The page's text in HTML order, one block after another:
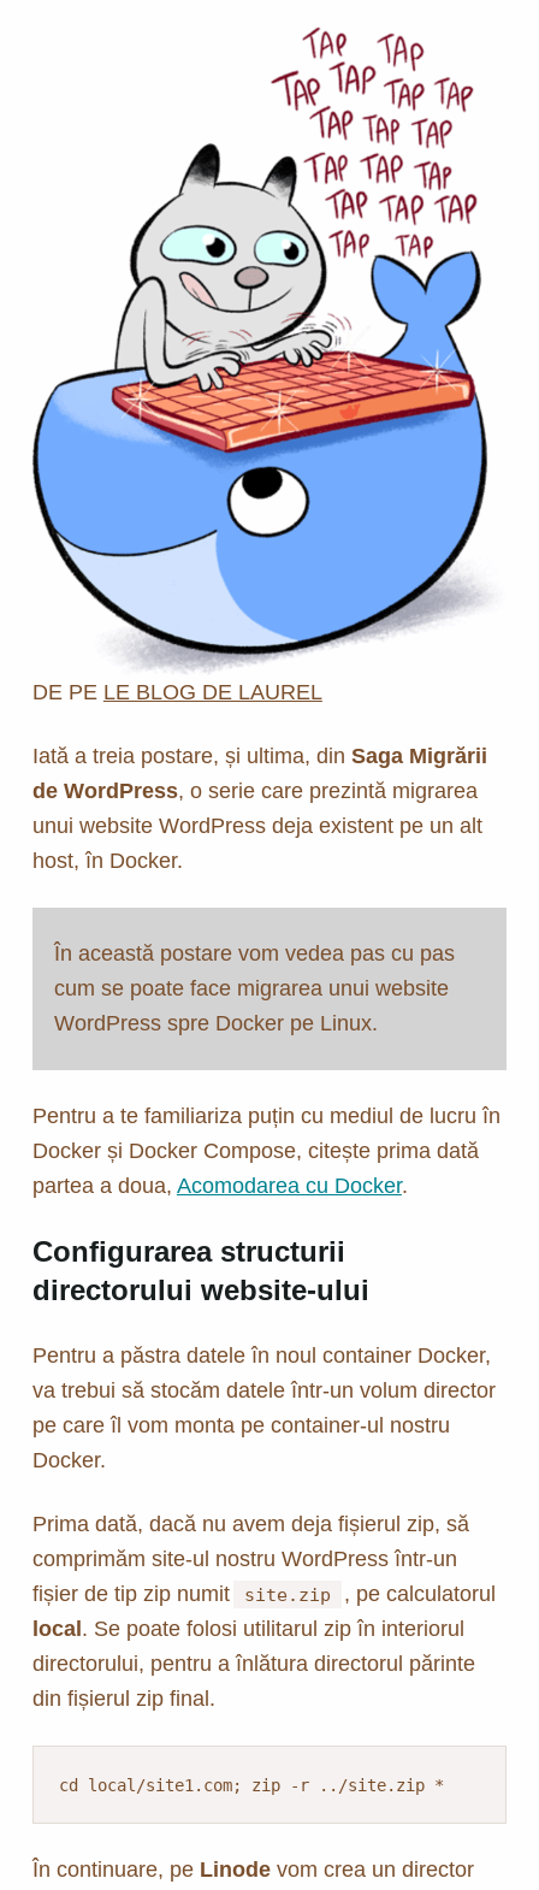
DE PE LE BLOG DE LAUREL
Iată a treia postare, și ultima, din Saga Migrării
de WordPress, o serie care prezintă migrarea
unui website WordPress deja existent pe un alt
host, în Docker.
În această postare vom vedea pas cu pas
cum se poate face migrarea unui website
WordPress spre Docker pe Linux.
Pentru a te familiariza puțin cu mediul de lucru în
Docker și Docker Compose, citește prima dată
partea a doua, Acomodarea cu Docker.
Configurarea structurii
directorului website-ului
Pentru a păstra datele în noul container Docker,
va trebui să stocăm datele într-un volum director
pe care îl vom monta pe container-ul nostru
Docker.
Prima dată, dacă nu avem deja fișierul zip, să
comprimăm site-ul nostru WordPress într-un
fișier de tip zip numit
site.zip
, pe calculatorul
local. Se poate folosi utilitarul zip în interiorul
directorului, pentru a înlătura directorul părinte
din fișierul zip final.
cd local/site1.com; zip -r ../site.zip *
În continuare, pe Linodevom crea un director